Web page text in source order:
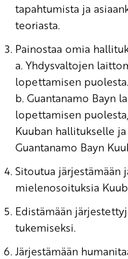
tapahtumista ja
teoriasta.
Painostaa omia
a. Yhdysvaltojen
lopettamisen puolesta.
b. Guantanamo Bayn
lopettamisen
Kuuban hallitukselle
Guantanamo Bayn
Sitoutua järjestämään
mielenosoituksia
Edistämään
tukemiseksi.
Järjestämään